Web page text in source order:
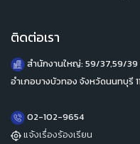
ติดต่อเรา
สำนักงานใหญ่: 59/37,59/
อำเภอบางบัวทอง จังหวัดนนทบุรี
02-102-9654
แจ้งเรื่องร้องเรียน